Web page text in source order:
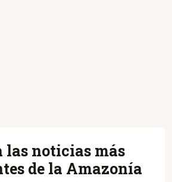
las noticias más
de la Amazonía